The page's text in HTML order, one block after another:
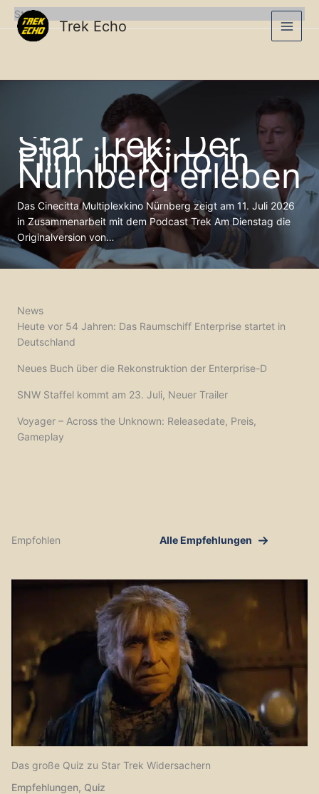
Zum
Inhalt
springen
Trek Echo
Start
Star Trek: Der
Film im Kino in
Nürnberg erleben
Das Cinecitta Multiplexkino Nürnberg zeigt am 11. Juli 2026
in Zusammenarbeit mit dem Podcast Trek Am Dienstag die
Originalversion von…
News
Heute vor 54 Jahren: Das Raumschiff Enterprise startet in
Deutschland
Neues Buch über die Rekonstruktion der Enterprise-D
SNW Staffel kommt am 23. Juli, Neuer Trailer
Voyager – Across the Unknown: Releasedate, Preis,
Gameplay
Empfohlen Alle Empfehlungen
Das große Quiz zu Star Trek Widersachern
Empfehlungen, Quiz